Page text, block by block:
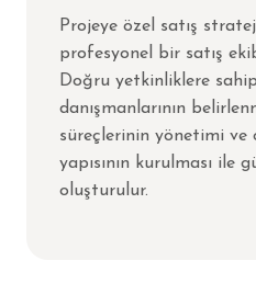
Projeye özel satış
profesyonel bir satış
Doğru yetkinliklere
danışmanlarının
süreçlerinin yönetimi ve
yapısının kurulması ile
oluşturulur.